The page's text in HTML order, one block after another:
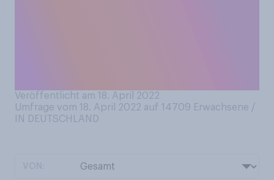
Veröffentlicht am 18. April 2022
Umfrage vom 18. April 2022 auf 14709 Erwachsene /
IN DEUTSCHLAND